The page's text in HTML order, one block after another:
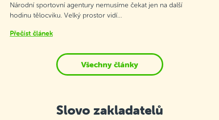
Národní sportovní agentury nemusíme čekat jen na další
hodinu tělocviku. Velký prostor vidí…
Přečíst článek
Všechny články
Slovo zakladatelů